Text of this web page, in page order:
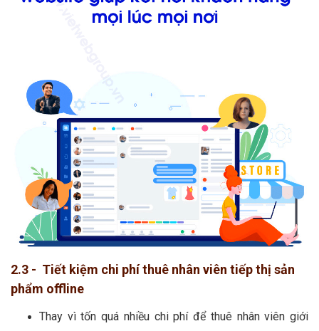
2.3 - Tiết kiệm chi phí thuê nhân viên tiếp thị sản
phẩm offline
Thay vì tốn quá nhiều chi phí để thuê nhân viên giới